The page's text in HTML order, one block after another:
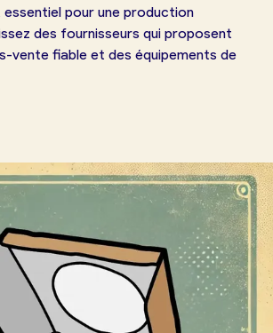
pour une production
des fournisseurs qui proposent
vente fiable et des équipements de